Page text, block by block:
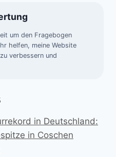
um den Fragebogen
helfen, meine Website
verbessern und
in Deutschland:
in Coschen